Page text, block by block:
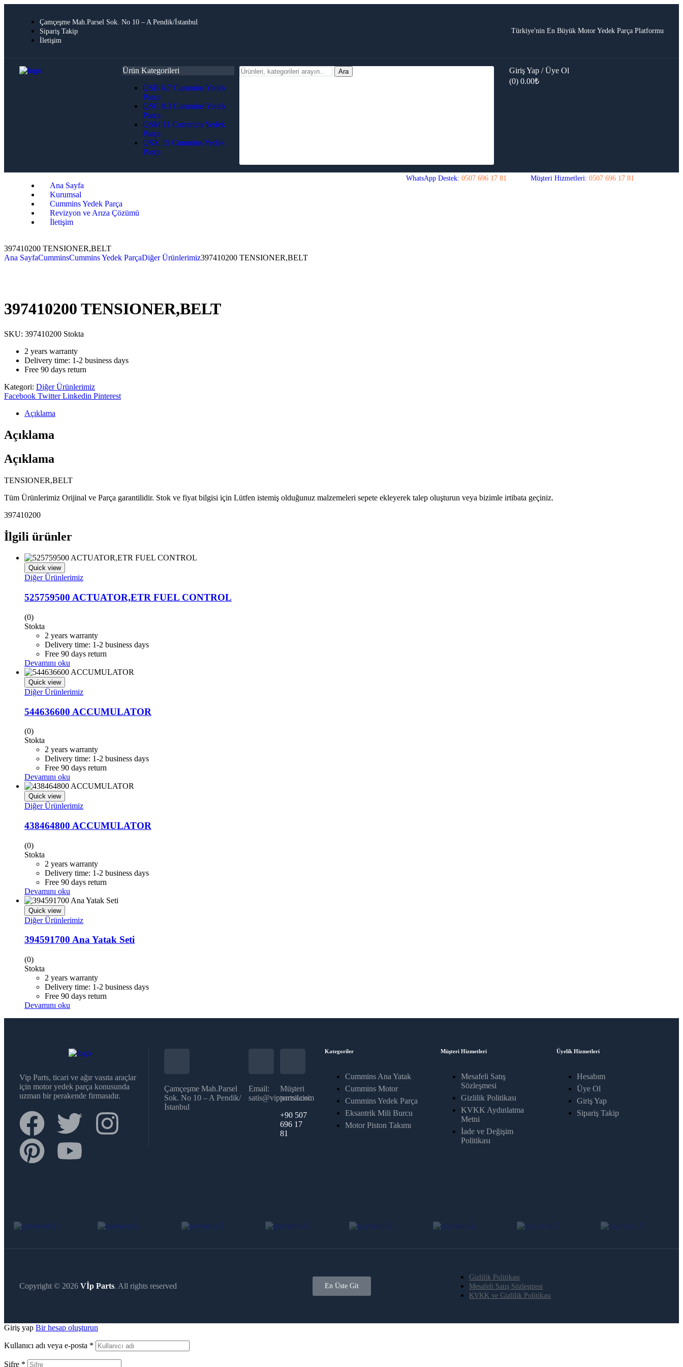
Çamçeşme Mah.Parsel Sok. No 10 – A Pendik/İstanbul
Sipariş Takip
İletişim
Türkiye'nin En Büyük Motor Yedek Parça Platformu
Ürün Kategorileri
QSB 6.7 Cummins Yedek
Parça
QSC 8.3 Cummins Yedek
Parça
QSM 11 Cummins Yedek
Parça
QSX 15 Cummins Yedek
Parça
Ara
Giriş Yap / Üye Ol
(0) 0.00₺
Ana Sayfa
Kurumsal
Cummins Yedek Parça
Revizyon ve Arıza Çözümü
İletişim
WhatsApp Destek: 0507 696 17 81 Müşteri Hizmetleri: 0507 696 17 81
397410200 TENSIONER,BELT
Ana SayfaCumminsCummins Yedek ParçaDiğer Ürünlerimiz397410200 TENSIONER,BELT
397410200 TENSIONER,BELT
SKU: 397410200 Stokta
2 years warranty
Delivery time: 1-2 business days
Free 90 days return
Kategori: Diğer Ürünlerimiz
Facebook Twitter Linkedin Pinterest
Açıklama
Açıklama
Açıklama
TENSIONER,BELT
Tüm Ürünlerimiz Orijinal ve Parça garantilidir. Stok ve fiyat bilgisi için Lütfen istemiş olduğunuz malzemeleri sepete ekleyerek talep oluşturun veya bizimle irtibata geçiniz.
397410200
İlgili ürünler
Quick view
Diğer Ürünlerimiz
525759500 ACTUATOR,ETR FUEL CONTROL
(0)
Stokta
2 years warranty
Delivery time: 1-2 business days
Free 90 days return
Devamını oku
Quick view
Diğer Ürünlerimiz
544636600 ACCUMULATOR
(0)
Stokta
2 years warranty
Delivery time: 1-2 business days
Free 90 days return
Devamını oku
Quick view
Diğer Ürünlerimiz
438464800 ACCUMULATOR
(0)
Stokta
2 years warranty
Delivery time: 1-2 business days
Free 90 days return
Devamını oku
Quick view
Diğer Ürünlerimiz
394591700 Ana Yatak Seti
(0)
Stokta
2 years warranty
Delivery time: 1-2 business days
Free 90 days return
Devamını oku
Vip Parts, ticari ve ağır vasıta araçlar
için motor yedek parça konusunda
uzman bir perakende firmasıdır.
Çamçeşme Mah.Parsel
Sok. No 10 – A Pendik/
İstanbul
Email:
satis@vippartss.com
Müşteri
temsilcisi:
+90 507
696 17
81
Kategoriler
Cummins Ana Yatak
Cummins Motor
Cummins Yedek Parça
Eksantrik Mili Burcu
Motor Piston Takımı
Müşteri Hizmetleri
Mesafeli Satış
Sözleşmesi
Gizlilik Politikası
KVKK Aydınlatma
Metni
İade ve Değişim
Politikası
Üyelik Hizmetleri
Hesabım
Üye Ol
Giriş Yap
Sipariş Takip
Copyright © 2026 Vİp Parts. All rights reserved En Üste Git
Gizlilik Politikası
Mesafeli Satış Sözleşmesi
KVKK ve Gizlilik Politikası
Giriş yap Bir hesap oluşturun
Kullanıcı adı veya e-posta *
Şifre *